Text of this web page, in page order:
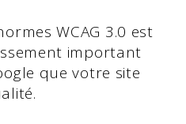
WCAG 3.0 est
important
que votre site